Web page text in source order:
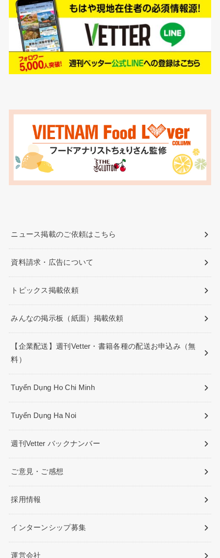
ニュース掲載のご依頼はこちら
資料請求・広告について
トピックス掲載依頼
みんなの掲示板（紙面）掲載依頼
【企業配送】週刊Vetter・書籍各種の配送お申込み（無
料）
Tuyển Dụng Ho Chi Minh
Tuyển Dụng Ha Noi
週刊Vetter バックナンバー
ご意見・ご感想
採用情報
インターンシップ募集
運営会社